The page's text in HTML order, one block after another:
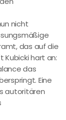
nicht
das auf die
hart an:
das
Eine
autoritären